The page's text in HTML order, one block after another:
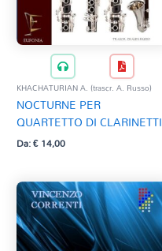
KHACHATURIAN A. (trascr. A. Russo)
NOCTURNE PER
QUARTETTO DI CLARINETTI
Da:€14,00